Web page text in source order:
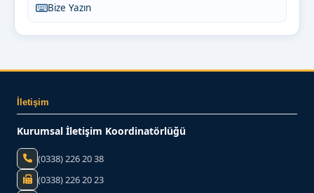
Bize Yazın
İletişim
Kurumsal İletişim Koordinatörlüğü
(0338) 226 20 38
(0338) 226 20 23